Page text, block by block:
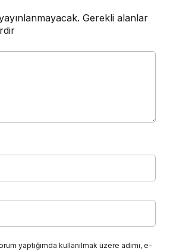
Gerekli alanlar
yaptığımda kullanılmak üzere adımı, e-